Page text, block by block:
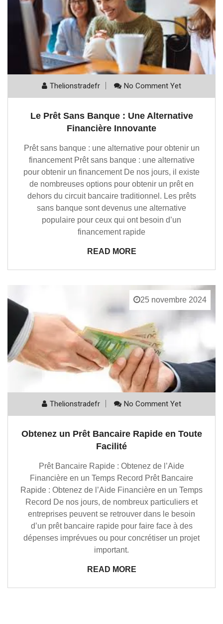
Thelionstradefr No Comment Yet
Le Prêt Sans Banque : Une Alternative
Financière Innovante
Prêt sans banque : une alternative pour obtenir un
financement Prêt sans banque : une alternative
pour obtenir un financement De nos jours, il existe
de nombreuses options pour obtenir un prêt en
dehors du circuit bancaire traditionnel. Les prêts
sans banque sont devenus une alternative
populaire pour ceux qui ont besoin d’un
financement rapide
READ MORE
25 novembre 2024
Thelionstradefr No Comment Yet
Obtenez un Prêt Bancaire Rapide en Toute
Facilité
Prêt Bancaire Rapide : Obtenez de l’Aide
Financière en un Temps Record Prêt Bancaire
Rapide : Obtenez de l’Aide Financière en un Temps
Record De nos jours, de nombreux particuliers et
entreprises peuvent se retrouver dans le besoin
d’un prêt bancaire rapide pour faire face à des
dépenses imprévues ou pour concrétiser un projet
important.
READ MORE